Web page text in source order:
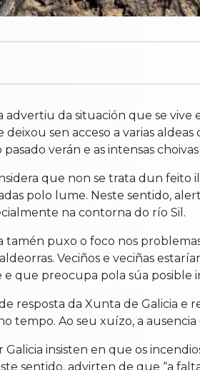
advertiu da situación que se
sen acceso a varias
verán e as intensas
que non se trata dun feito
polo lume. Neste sentido,
na contorna do río Sil.
tamén puxo o foco nos
Veciños e veciñas
que preocupa pola súa posible
resposta da Xunta de Galicia e
tempo. Ao seu xuízo, a
insisten en que os
sentido, advirten de que “a